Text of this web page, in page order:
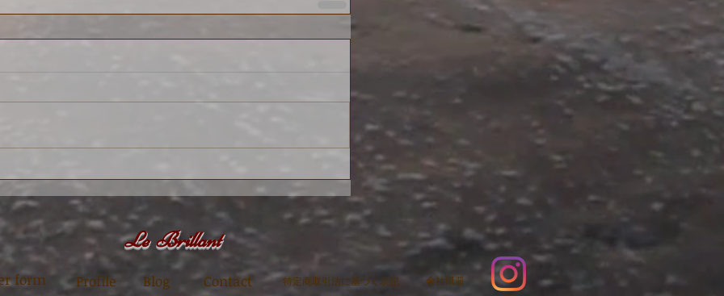
Le Brillant
form Profile Blog Contact 特定商取引法に基づく表記 会社概要